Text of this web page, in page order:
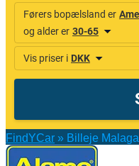
FindYCar » Billeje Malaga